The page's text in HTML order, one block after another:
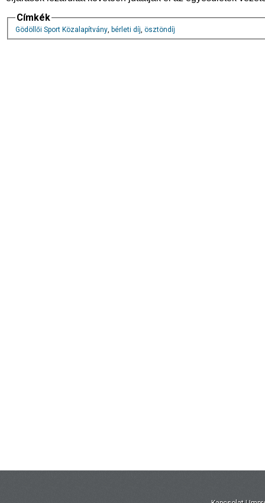
Címkék
Gödöllői Sport Közalapítvány, bérleti díj, ösztöndíj